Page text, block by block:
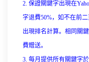
2. 保證關鍵字出現在
字退費50%，如不在前
出現排名計算。相同關
費贈送。
3. 每月提供所有關鍵字